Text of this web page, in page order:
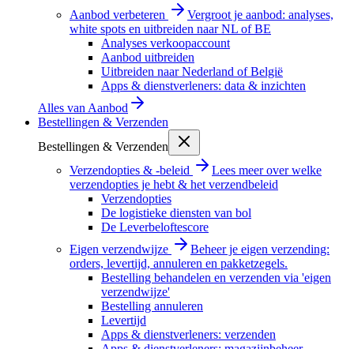
Aanbod verbeteren
Vergroot je aanbod: analyses,
white spots en uitbreiden naar NL of BE
Analyses verkoopaccount
Aanbod uitbreiden
Uitbreiden naar Nederland of België
Apps & dienstverleners: data & inzichten
Alles van Aanbod
Bestellingen & Verzenden
Bestellingen & Verzenden
Verzendopties & -beleid
Lees meer over welke
verzendopties je hebt & het verzendbeleid
Verzendopties
De logistieke diensten van bol
De Leverbeloftescore
Eigen verzendwijze
Beheer je eigen verzending:
orders, levertijd, annuleren en pakketzegels.
Bestelling behandelen en verzenden via 'eigen
verzendwijze'
Bestelling annuleren
Levertijd
Apps & dienstverleners: verzenden